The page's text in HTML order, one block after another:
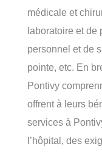
médicale et
laboratoire et de
personnel et de
pointe, etc. En
Pontivy
offrent à leurs
services à
l’hôpital, des